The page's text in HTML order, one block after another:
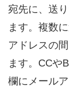
宛先に、送
ます。複数
アドレスの
ます。CCや
欄にメール